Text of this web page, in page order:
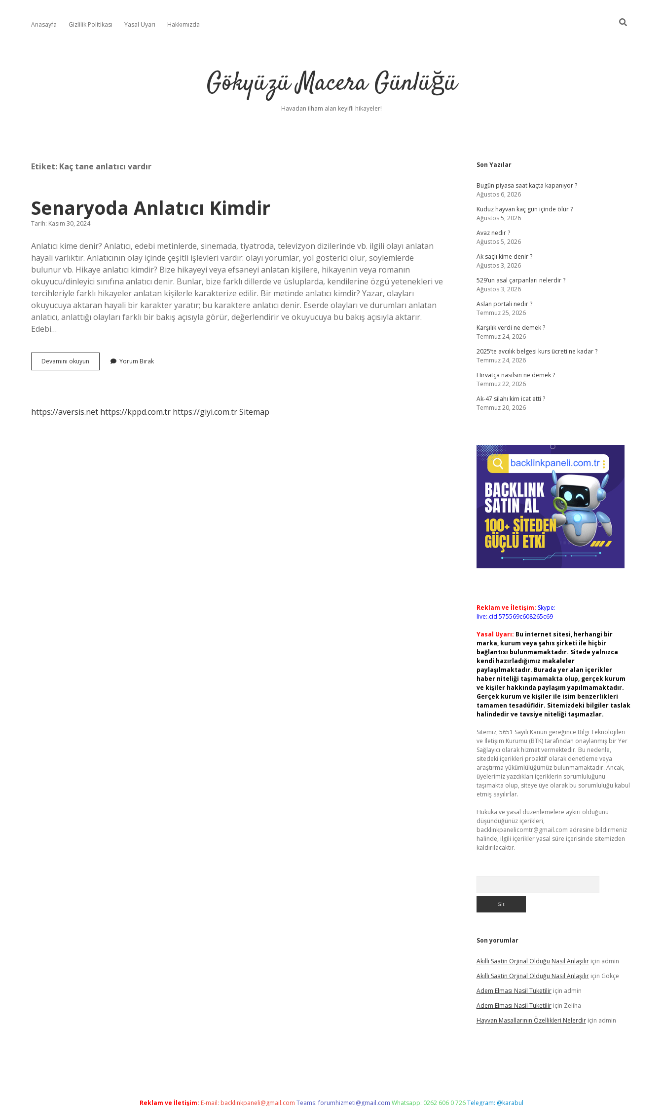
Anasayfa Gizlilik Politikası Yasal Uyarı Hakkımızda
Gökyüzü Macera Günlüğü
Havadan ilham alan keyifli hikayeler!
Etiket: Kaç tane anlatıcı vardır
Senaryoda Anlatıcı Kimdir
Tarih: Kasım 30, 2024
Anlatıcı kime denir? Anlatıcı, edebi metinlerde, sinemada, tiyatroda, televizyon dizilerinde vb. ilgili olayı anlatan
hayali varlıktır. Anlatıcının olay içinde çeşitli işlevleri vardır: olayı yorumlar, yol gösterici olur, söylemlerde
bulunur vb. Hikaye anlatıcı kimdir? Bize hikayeyi veya efsaneyi anlatan kişilere, hikayenin veya romanın
okuyucu/dinleyici sınıfına anlatıcı denir. Bunlar, bize farklı dillerde ve üsluplarda, kendilerine özgü yetenekleri ve
tercihleriyle farklı hikayeler anlatan kişilerle karakterize edilir. Bir metinde anlatıcı kimdir? Yazar, olayları
okuyucuya aktaran hayali bir karakter yaratır; bu karaktere anlatıcı denir. Eserde olayları ve durumları anlatan
anlatıcı, anlattığı olayları farklı bir bakış açısıyla görür, değerlendirir ve okuyucuya bu bakış açısıyla aktarır.
Edebi…
Devamını okuyun Senaryoda
Anlatıcı
Yorum Bırak
https://aversis.net https://kppd.com.tr https://giyi.com.trSitemap
Sidebar
Son Yazılar
Bugün piyasa saat kaçta kapanıyor ?
Ağustos 6, 2026
Kuduz hayvan kaç gün içinde ölür ?
Ağustos 5, 2026
Avaz nedir ?
Ağustos 5, 2026
Ak saçlı kime denir ?
Ağustos 3, 2026
529’un asal çarpanları nelerdir ?
Ağustos 3, 2026
Aslan portali nedir ?
Temmuz 25, 2026
Karşılık verdi ne demek ?
Temmuz 24, 2026
2025’te avcılık belgesi kurs ücreti ne kadar ?
Temmuz 24, 2026
Hirvatça nasılsın ne demek ?
Temmuz 22, 2026
Ak-47 silahı kim icat etti ?
Temmuz 20, 2026
Reklam ve İletişim: Skype:
live:.cid.575569c608265c69
Yasal Uyarı: Bu internet sitesi, herhangi bir
marka, kurum veya şahıs şirketi ile hiçbir
bağlantısı bulunmamaktadır. Sitede yalnızca
kendi hazırladığımız makaleler
paylaşılmaktadır. Burada yer alan içerikler
haber niteliği taşımamakta olup, gerçek kurum
ve kişiler hakkında paylaşım yapılmamaktadır.
Gerçek kurum ve kişiler ile isim benzerlikleri
tamamen tesadüfidir. Sitemizdeki bilgiler taslak
halindedir ve tavsiye niteliği taşımazlar.
Sitemiz, 5651 Sayılı Kanun gereğince Bilgi Teknolojileri
ve İletişim Kurumu (BTK) tarafından onaylanmış bir Yer
Sağlayıcı olarak hizmet vermektedir. Bu nedenle,
sitedeki içerikleri proaktif olarak denetleme veya
araştırma yükümlülüğümüz bulunmamaktadır. Ancak,
üyelerimiz yazdıkları içeriklerin sorumluluğunu
taşımakta olup, siteye üye olarak bu sorumluluğu kabul
etmiş sayılırlar.
Hukuka ve yasal düzenlemelere aykırı olduğunu
düşündüğünüz içerikleri,
backlinkpanelicomtr@gmail.com adresine bildirmeniz
halinde, ilgili içerikler yasal süre içerisinde sitemizden
kaldırılacaktır.
Son yorumlar
Akıllı Saatin Orjinal Olduğu Nasıl Anlaşılıriçin admin
Akıllı Saatin Orjinal Olduğu Nasıl Anlaşılıriçin Gökçe
Adem Elması Nasil Tuketiliriçin admin
Adem Elması Nasil Tuketiliriçin Zeliha
Hayvan Masallarının Özellikleri Nelerdiriçin admin
Reklam ve İletişim: E-mail: backlinkpaneli@gmail.com Teams:forumhizmeti@gmail.com Whatsapp: 0262 606 0 726Telegram: @karabul